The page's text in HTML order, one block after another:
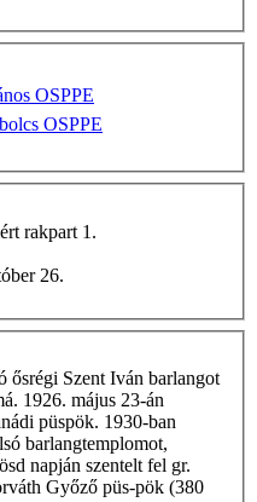
OSPPE
OSPPE
rakpart 1.
október 26.
ősrégi Szent Iván barlangot
1926. május 23-án
püspök. 1930-ban
barlangtemplomot,
napján szentelt fel gr.
Győző püs-pök (380